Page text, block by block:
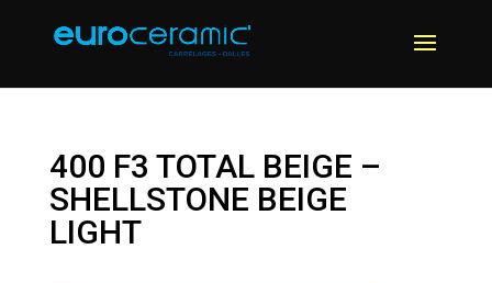
400 F3 TOTAL BEIGE –
SHELLSTONE BEIGE
LIGHT